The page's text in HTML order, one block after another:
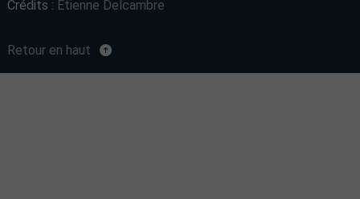
Crédits : Etienne Delcambre
Retour en haut